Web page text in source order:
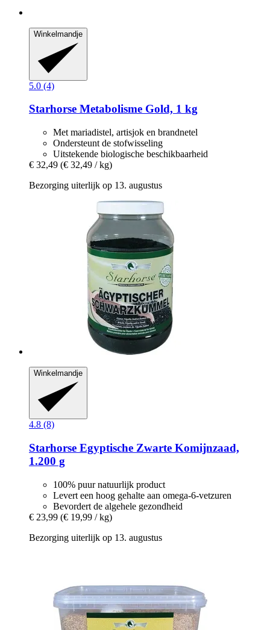
Winkelmandje
5.0 (4)
Starhorse Metabolisme Gold, 1 kg
Met mariadistel, artisjok en brandnetel
Ondersteunt de stofwisseling
Uitstekende biologische beschikbaarheid
€ 32,49 (€ 32,49 / kg)
Bezorging uiterlijk op 13. augustus
Winkelmandje
4.8 (8)
Starhorse Egyptische Zwarte Komijnzaad,
1.200 g
100% puur natuurlijk product
Levert een hoog gehalte aan omega-6-vetzuren
Bevordert de algehele gezondheid
€ 23,99 (€ 19,99 / kg)
Bezorging uiterlijk op 13. augustus